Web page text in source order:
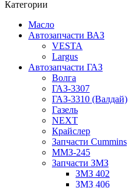
Категории
Масло
Автозапчасти ВАЗ
VESTA
Largus
Автозапчасти ГАЗ
Волга
ГАЗ-3307
ГАЗ-3310 (Валдай)
Газель
NEXT
Крайслер
Запчасти Cummins
ММЗ-245
Запчасти ЗМЗ
ЗМЗ 402
ЗМЗ 406